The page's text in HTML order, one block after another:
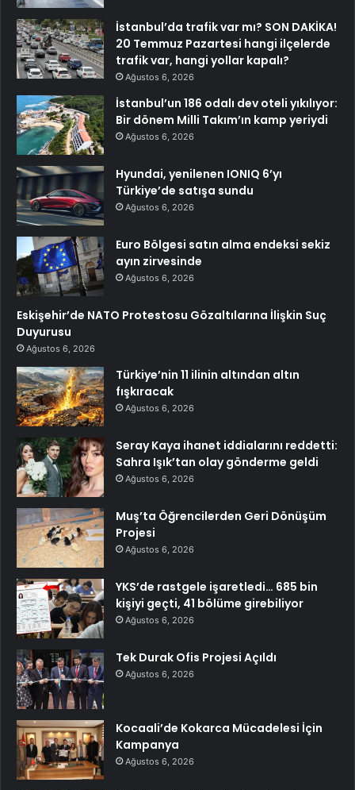
İstanbul’da trafik var mı? SON DAKİKA!
20 Temmuz Pazartesi hangi ilçelerde
trafik var, hangi yollar kapalı?
Ağustos 6, 2026
İstanbul’un 186 odalı dev oteli yıkılıyor:
Bir dönem Milli Takım’ın kamp yeriydi
Ağustos 6, 2026
Hyundai, yenilenen IONIQ 6’yı
Türkiye’de satışa sundu
Ağustos 6, 2026
Euro Bölgesi satın alma endeksi sekiz
ayın zirvesinde
Ağustos 6, 2026
Eskişehir’de NATO Protestosu Gözaltılarına İlişkin Suç
Duyurusu
Ağustos 6, 2026
Türkiye’nin 11 ilinin altından altın
fışkıracak
Ağustos 6, 2026
Seray Kaya ihanet iddialarını reddetti:
Sahra Işık’tan olay gönderme geldi
Ağustos 6, 2026
Muş’ta Öğrencilerden Geri Dönüşüm
Projesi
Ağustos 6, 2026
YKS’de rastgele işaretledi… 685 bin
kişiyi geçti, 41 bölüme girebiliyor
Ağustos 6, 2026
Tek Durak Ofis Projesi Açıldı
Ağustos 6, 2026
Kocaali’de Kokarca Mücadelesi İçin
Kampanya
Ağustos 6, 2026